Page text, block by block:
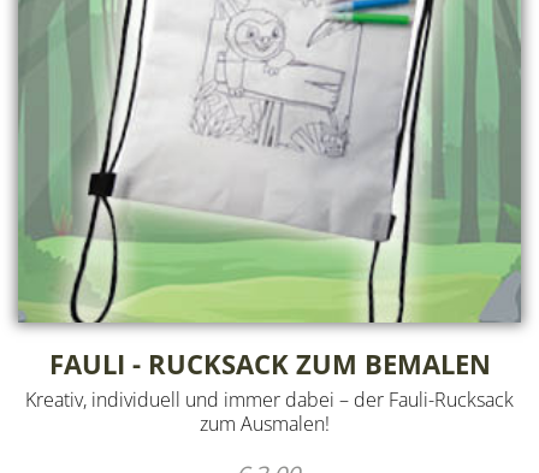
FAULI - RUCKSACK ZUM BEMALEN
Kreativ, individuell und immer dabei – der Fauli-Rucksack
zum Ausmalen!